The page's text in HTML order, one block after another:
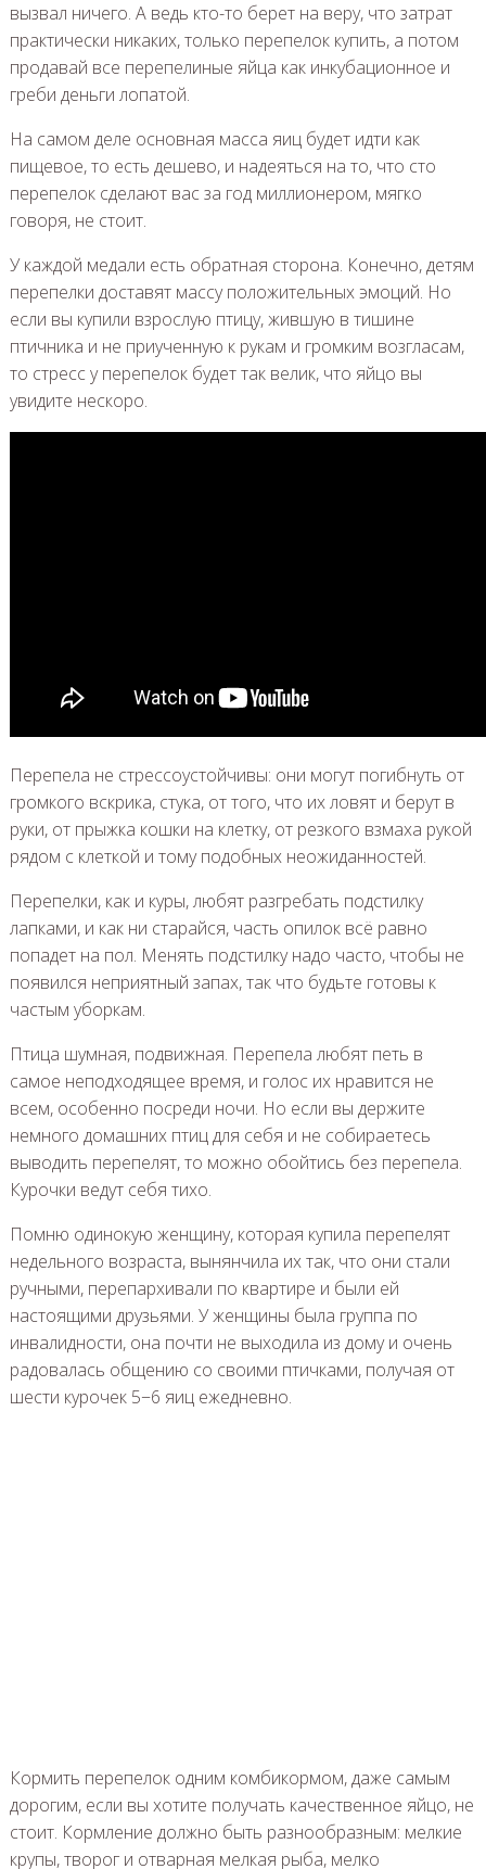
вызвал ничего. А ведь кто-то берет на веру, что затрат
практически никаких, только перепелок купить, а потом
продавай все перепелиные яйца как инкубационное и
греби деньги лопатой.
На самом деле основная масса яиц будет идти как
пищевое, то есть дешево, и надеяться на то, что сто
перепелок сделают вас за год миллионером, мягко
говоря, не стоит.
У каждой медали есть обратная сторона. Конечно, детям
перепелки доставят массу положительных эмоций. Но
если вы купили взрослую птицу, жившую в тишине
птичника и не приученную к рукам и громким возгласам,
то стресс у перепелок будет так велик, что яйцо вы
увидите нескоро.
Перепела не стрессоустойчивы: они могут погибнуть от
громкого вскрика, стука, от того, что их ловят и берут в
руки, от прыжка кошки на клетку, от резкого взмаха рукой
рядом с клеткой и тому подобных неожиданностей.
Перепелки, как и куры, любят разгребать подстилку
лапками, и как ни старайся, часть опилок всё равно
попадет на пол. Менять подстилку надо часто, чтобы не
появился неприятный запах, так что будьте готовы к
частым уборкам.
Птица шумная, подвижная. Перепела любят петь в
самое неподходящее время, и голос их нравится не
всем, особенно посреди ночи. Но если вы держите
немного домашних птиц для себя и не собираетесь
выводить перепелят, то можно обойтись без перепела.
Курочки ведут себя тихо.
Помню одинокую женщину, которая купила перепелят
недельного возраста, вынянчила их так, что они стали
ручными, перепархивали по квартире и были ей
настоящими друзьями. У женщины была группа по
инвалидности, она почти не выходила из дому и очень
радовалась общению со своими птичками, получая от
шести курочек 5−6 яиц ежедневно.
Кормить перепелок одним комбикормом, даже самым
дорогим, если вы хотите получать качественное яйцо, не
стоит. Кормление должно быть разнообразным: мелкие
крупы, творог и отварная мелкая рыба, мелко